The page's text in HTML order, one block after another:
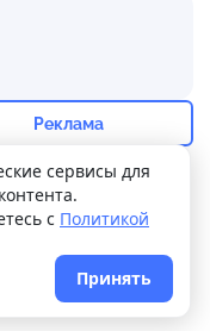
+25
59%
Прислать новость
Реклама
сайтаWPSUPPORT
сервисы для
с Политикой
Принять